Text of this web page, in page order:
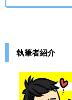
執筆者紹介